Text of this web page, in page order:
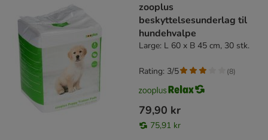
zooplus
beskyttelsesunderlag til
hundehvalpe
Large: L 60 x B 45 cm, 30 stk.
79,90 kr
75,91 kr
Rating: 3/5 (8)